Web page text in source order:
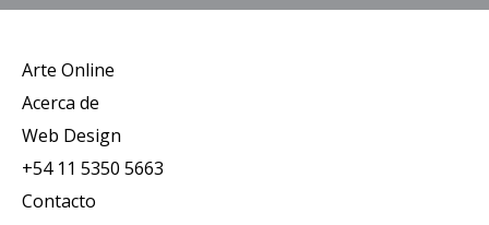
Arte Online
Acerca de
Web Design
+54 11 5350 5663
Contacto